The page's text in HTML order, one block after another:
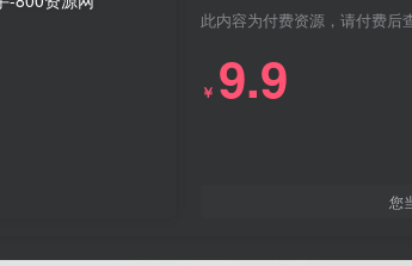
此内容为付费资源，请付费后
￥ 9.9
您